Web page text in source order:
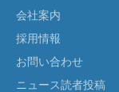
会社案内
採用情報
お問い合わせ
ニュース読者投稿